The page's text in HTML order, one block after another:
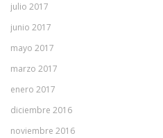
julio 2017
junio 2017
mayo 2017
marzo 2017
enero 2017
diciembre 2016
noviembre 2016